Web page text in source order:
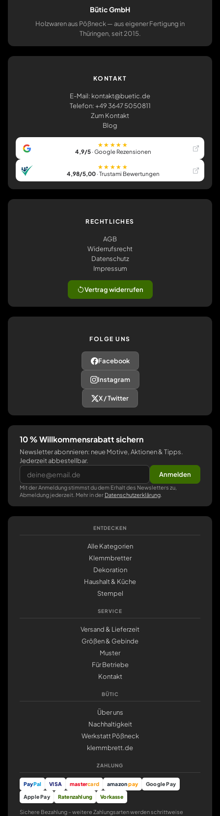
Bütic GmbH
Holzwaren aus Pößneck — aus eigener Fertigung in
Thüringen, seit 2015.
KONTAKT
E-Mail: kontakt@buetic.de
Telefon: +49 3647 5050811
Zum Kontakt
Blog
★★★★★
4,9/5· Google Rezensionen
★★★★★
4,98/5,00· Trustami Bewertungen
RECHTLICHES
AGB
Widerrufsrecht
Datenschutz
Impressum
Vertrag widerrufen
FOLGE UNS
Facebook
Instagram
X / Twitter
10 % Willkommensrabatt sichern
Newsletter abonnieren: neue Motive, Aktionen & Tipps.
Jederzeit abbestellbar.
Anmelden
Mit der Anmeldung stimmst du dem Erhalt des Newsletters zu,
Abmeldung jederzeit. Mehr in der Datenschutzerklärung
ENTDECKEN
Alle Kategorien
Klemmbretter
Dekoration
Haushalt & Küche
Stempel
SERVICE
Versand & Lieferzeit
Größen & Gebinde
Muster
Für Betriebe
Kontakt
BÜTIC
Über uns
Nachhaltigkeit
Werkstatt Pößneck
klemmbrett.de
ZAHLUNG
PayPal VISA mastercard amazonpay
Google Pay
Apple Pay
Ratenzahlung Vorkasse
Sichere Bezahlung – weitere Zahlungsarten werden schrittweise